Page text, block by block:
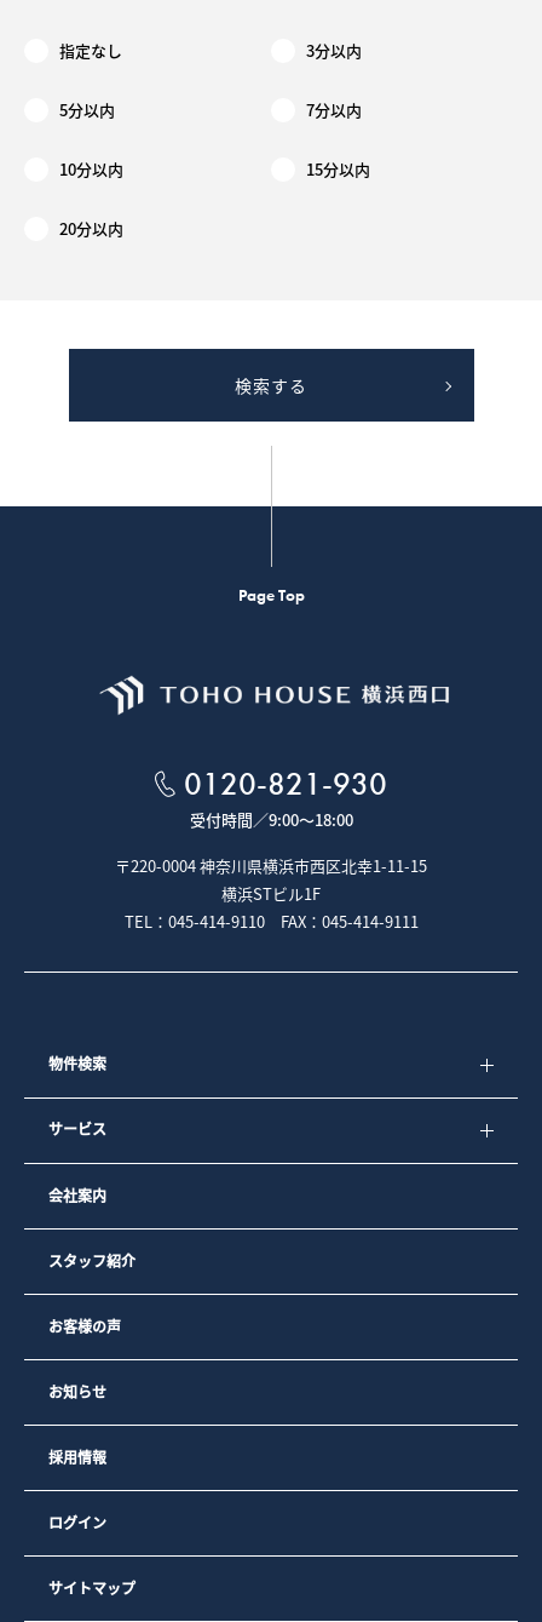
指定なし 3分以内
5分以内 7分以内
10分以内 15分以内
20分以内
検索する
Page Top
0120-821-930
受付時間／9:00～18:00
〒220-0004 神奈川県横浜市西区北幸1-11-15
横浜STビル1F
TEL：045-414-9110 FAX：045-414-9111
物件検索
サービス
会社案内
スタッフ紹介
お客様の声
お知らせ
採用情報
ログイン
サイトマップ